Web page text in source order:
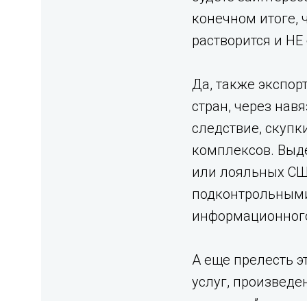
конечном итоге,
растворится и
Да, также
стран, через
следствие,
комплексов.
или лояльных
А еще прелесть
услуг,